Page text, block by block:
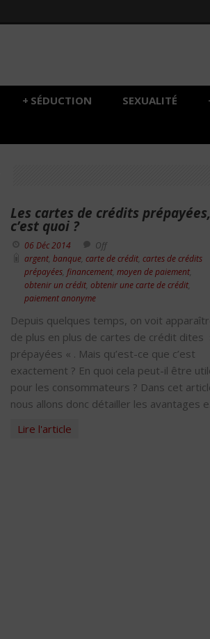
SÉDUCTION
+ SEXUALITÉ
Les cartes de crédits prépayées,
c’est quoi ?
06 Déc 2014
Off
argent, banque, carte de crédit, cartes de crédits
prépayées, financement, moyen de paiement,
obtenir un crédit, obtenir une carte de crédit,
paiement anonyme
Depuis quelques temps, on voit
de plus en plus de cartes de crédit dites
prépayées « . Mais qu’est-ce que c’est
exactement ? En quoi cela peut-il être
pour les consommateurs ? Dans cet
nous allons donc détailler les avantages
Lire l'article